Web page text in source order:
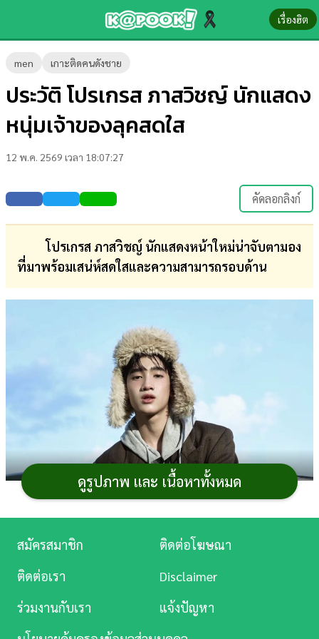
เรื่องฮิต
men เกาะติดคนดังชาย
ประวัติ โปรเกรส ภาสวิชญ์ นักแสดง
หนุ่มเจ้าของลุคสดใส
12 พ.ค. 2569 เวลา 18:07:27
คัดลอกลิงก์
โปรเกรส ภาสวิชญ์ นักแสดงหน้าใหม่น่าจับตามอง
ที่มาพร้อมเสน่ห์สดใสและความสามารถรอบด้าน
ดูรูปภาพ และ เนื้อหาทั้งหมด
ข่าว-
ความ
รู้
ข่าว
บันเทิง
ตรวจ
หวย
ผล
บอล
เงิน
บันเทิง
ดู
Music
สมัครสมาชิก
ติดต่อโฆษณา
ติดต่อเรา
Disclaimer
ร่วมงานกับเรา
แจ้งปัญหา